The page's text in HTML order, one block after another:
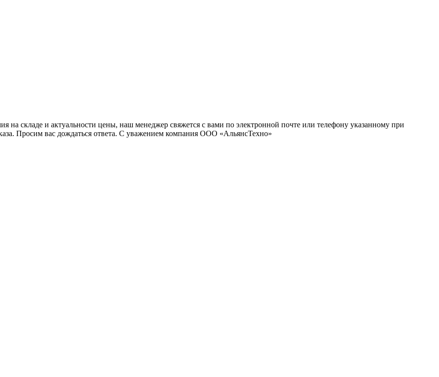
на складе и актуальности цены, наш менеджер свяжется с вами по электронной почте или телефону указанному при
Просим вас дождаться ответа. С уважением компания ООО «АльянсТехно»